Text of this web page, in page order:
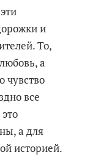
и
То,
а
чувство
все
а для
историей.